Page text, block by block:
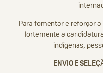
Para fomentar e reforçar
fortemente a
indígenas,
ENVIO E